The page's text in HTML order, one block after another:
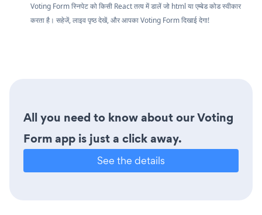
Voting Form स्निपेट को किसी React तत्व में डालें जो html या एम्बेड कोड स्वीकार
करता है। सहेजें, लाइव पृष्ठ देखें, और आपका Voting Form दिखाई देगा!
All you need to know about our Voting
Form app is just a click away.
See the details